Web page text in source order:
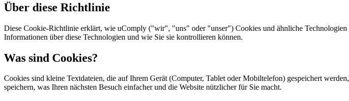
Über diese Richtlinie
Diese Cookie-Richtlinie erklärt, wie uComply ("wir", "uns" oder "unser") Cookies und ähnliche
Informationen über diese Technologien und wie Sie sie kontrollieren können.
Was sind Cookies?
Cookies sind kleine Textdateien, die auf Ihrem Gerät (Computer, Tablet oder Mobiltelefon) gespeichert
speichern, was Ihren nächsten Besuch einfacher und die Website nützlicher für Sie macht.